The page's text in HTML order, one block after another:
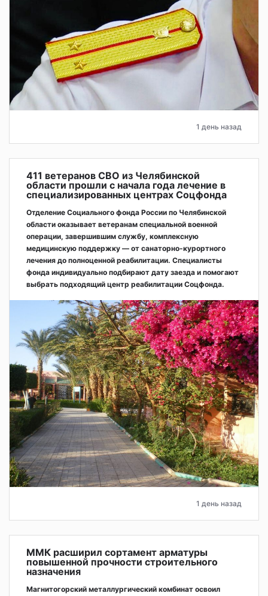
1 день назад
411 ветеранов СВО из Челябинской
области прошли с начала года лечение в
специализированных центрах Соцфонда
Отделение Социального фонда России по Челябинской
области оказывает ветеранам специальной военной
операции, завершившим службу, комплексную
медицинскую поддержку — от санаторно-курортного
лечения до полноценной реабилитации. Специалисты
фонда индивидуально подбирают дату заезда и помогают
выбрать подходящий центр реабилитации Соцфонда.
1 день назад
ММК расширил сортамент арматуры
повышенной прочности строительного
назначения
Магнитогорский металлургический комбинат освоил